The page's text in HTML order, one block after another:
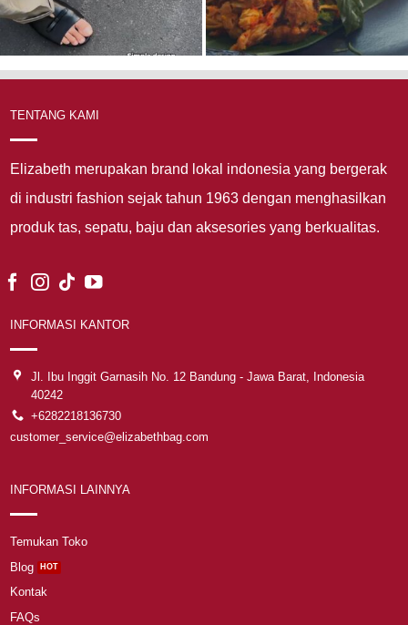
TENTANG KAMI
Elizabeth merupakan brand lokal indonesia yang bergerak
di industri fashion sejak tahun 1963 dengan menghasilkan
produk tas, sepatu, baju dan aksesories yang berkualitas.
INFORMASI KANTOR
Jl. Ibu Inggit Garnasih No. 12 Bandung - Jawa Barat, Indonesia
40242
+6282218136730
customer_service@elizabethbag.com
INFORMASI LAINNYA
Temukan Toko
Blog
Kontak
FAQs